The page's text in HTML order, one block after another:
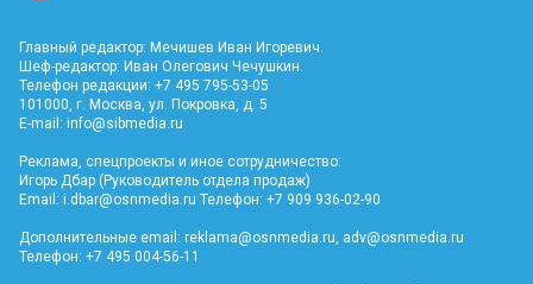
Главный редактор: Мечишев Иван Игоревич.
Шеф-редактор: Иван Олегович Чечушкин.
Телефон редакции: +7 495 795-53-05
101000, г. Москва, ул. Покровка, д. 5
E-mail: info@sibmedia.ru
Реклама, спецпроекты и иное сотрудничество:
Игорь Дбар (Руководитель отдела продаж)
Email: i.dbar@osnmedia.ru Телефон: +7 909 936-02-90
Дополнительные email: reklama@osnmedia.ru adv@osnmedia.ru
Телефон: +7 495 004-56-11